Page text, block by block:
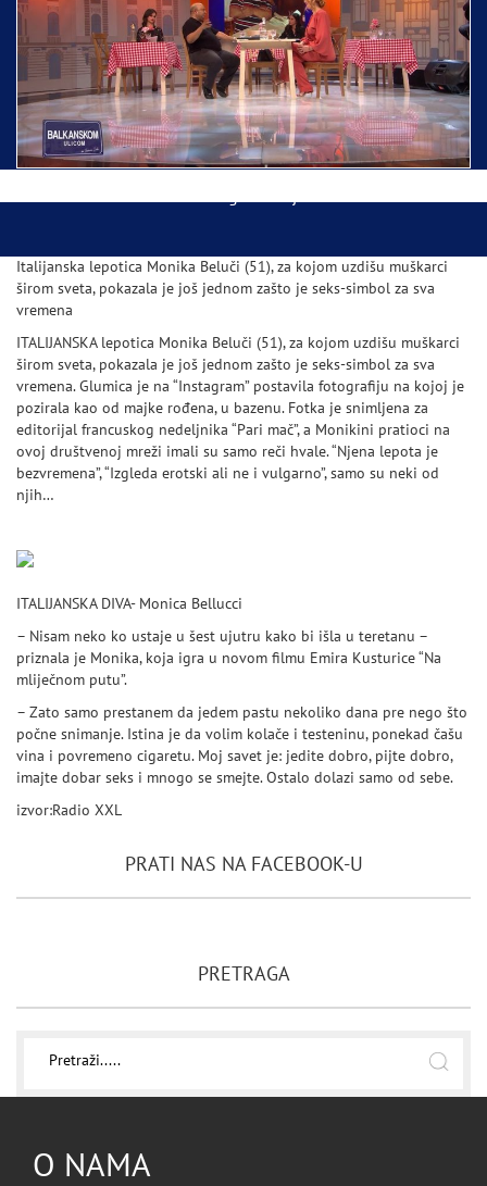
Ispraćaj Pojasa Presvete Bogorodice danas iz
Hrama Svetog Save
Italijanska lepotica Monika Beluči (51), za kojom uzdišu muškarci
širom sveta, pokazala je još jednom zašto je seks-simbol za sva
vremena
ITALIJANSKA lepotica Monika Beluči (51), za kojom uzdišu muškarci
širom sveta, pokazala je još jednom zašto je seks-simbol za sva
vremena. Glumica je na “Instagram” postavila fotografiju na kojoj je
pozirala kao od majke rođena, u bazenu. Fotka je snimljena za
editorijal francuskog nedeljnika “Pari mač”, a Monikini pratioci na
ovoj društvenoj mreži imali su samo reči hvale. “Njena lepota je
bezvremena”, “Izgleda erotski ali ne i vulgarno”, samo su neki od
njih…
ITALIJANSKA DIVA- Monica Bellucci
– Nisam neko ko ustaje u šest ujutru kako bi išla u teretanu –
priznala je Monika, koja igra u novom filmu Emira Kusturice “Na
mliječnom putu”.
– Zato samo prestanem da jedem pastu nekoliko dana pre nego što
počne snimanje. Istina je da volim kolače i testeninu, ponekad čašu
vina i povremeno cigaretu. Moj savet je: jedite dobro, pijte dobro,
imajte dobar seks i mnogo se smejte. Ostalo dolazi samo od sebe.
izvor:Radio XXL
PRATI NAS NA FACEBOOK-U
PRETRAGA
O NAMA